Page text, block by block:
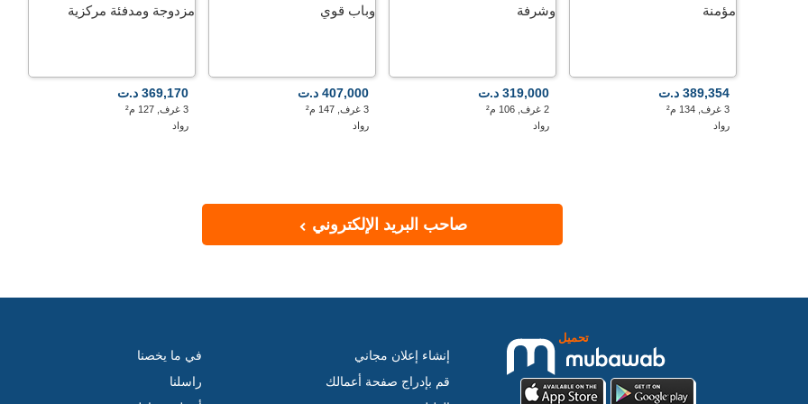
389,354 د.ت
3 غرف, 134 م²
رواد
319,000 د.ت
2 غرف, 106 م²
رواد
407,000 د.ت
3 غرف, 147 م²
رواد
369,170 د.ت
3 غرف, 127 م²
رواد
صاحب البريد الإلكتروني
تحميل
إنشاء إعلان مجاني
قم بإدراج صفحة أعمالك
في ما يخصنا
راسلنا